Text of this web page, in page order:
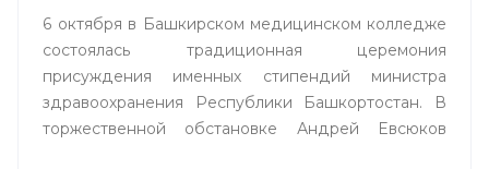
6 октября в Башкирском медицинском колледже
состоялась традиционная церемония
присуждения именных стипендий министра
здравоохранения Республики Башкортостан. В
торжественной обстановке Андрей Евсюков